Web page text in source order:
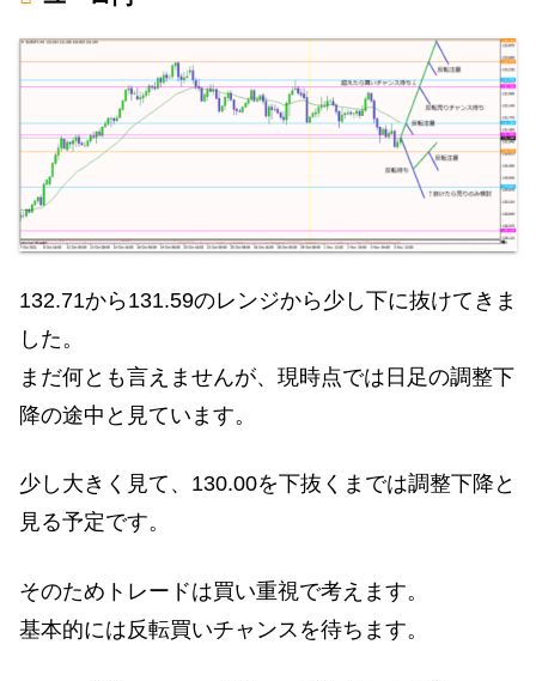
132.71から131.59のレンジから少し下に抜けてきま
した。
まだ何とも言えませんが、現時点では日足の調整下
降の途中と見ています。
少し大きく見て、130.00を下抜くまでは調整下降と
見る予定です。
そのためトレードは買い重視で考えます。
基本的には反転買いチャンスを待ちます。